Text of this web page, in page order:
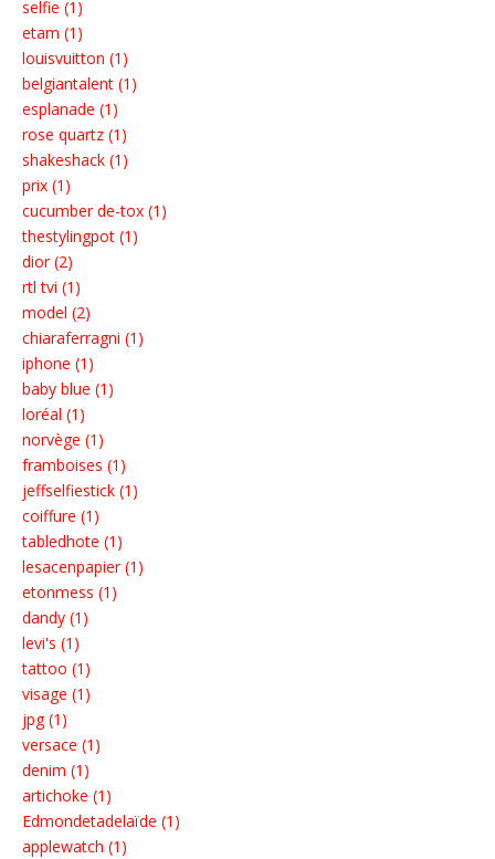
selfie (1)
etam (1)
louisvuitton (1)
belgiantalent (1)
esplanade (1)
rose quartz (1)
shakeshack (1)
prix (1)
cucumber de-tox (1)
thestylingpot (1)
dior (2)
rtl tvi (1)
model (2)
chiaraferragni (1)
iphone (1)
baby blue (1)
loréal (1)
norvège (1)
framboises (1)
jeffselfiestick (1)
coiffure (1)
tabledhote (1)
lesacenpapier (1)
etonmess (1)
dandy (1)
levi's (1)
tattoo (1)
visage (1)
jpg (1)
versace (1)
denim (1)
artichoke (1)
Edmondetadelaïde (1)
applewatch (1)